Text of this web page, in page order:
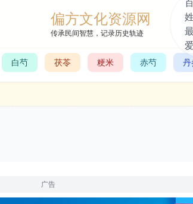
偏方文化资源网
传承民间智慧，记录历史轨迹
姓
最
爱
白芍 茯苓 粳米 赤芍 丹
广告